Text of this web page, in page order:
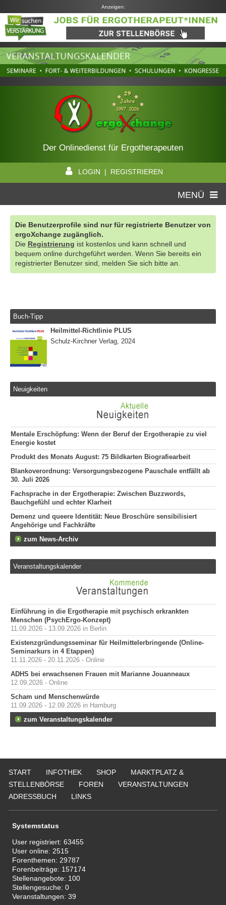
Anzeigen:
Der Onlinedienst für Ergotherapeuten
LOGIN | REGISTRIEREN
MENÜ
Die Benutzerprofile sind nur für registrierte Benutzer von
ergoXchange zugänglich.
Die Registrierung ist kostenlos und kann schnell und
bequem online durchgeführt werden. Wenn Sie bereits ein
registrierter Benutzer sind, melden Sie sich bitte an.
Buch-Tipp
Heilmittel-Richtlinie PLUS
Schulz-Kirchner Verlag, 2024
Neuigkeiten
Mentale Erschöpfung: Wenn der Beruf der Ergotherapie zu viel
Energie kostet
Produkt des Monats August: 75 Bildkarten Biografiearbeit
Blankoverordnung: Versorgungsbezogene Pauschale entfällt ab
30. Juli 2026
Fachsprache in der Ergotherapie: Zwischen Buzzwords,
Bauchgefühl und echter Klarheit
Demenz und queere Identität: Neue Broschüre sensibilisiert
Angehörige und Fachkräfte
zum News-Archiv
Veranstaltungskalender
Einführung in die Ergotherapie mit psychisch erkrankten
Menschen (PsychErgo-Konzept)
11.09.2026 - 13.09.2026 in Berlin
Existenzgründungsseminar für Heilmittelerbringende (Online-
Seminarkurs in 4 Etappen)
11.11.2026 - 20.11.2026 - Online
ADHS bei erwachsenen Frauen mit Marianne Jouanneaux
12.09.2026 - Online
Scham und Menschenwürde
11.09.2026 - 12.09.2026 in Hamburg
zum Veranstaltungskalender
START INFOTHEK SHOP
MARKTPLATZ &
STELLENBÖRSE
FOREN
VERANSTALTUNGEN
ADRESSBUCH
LINKS
Systemstatus
User registriert:63455
User online: 2515
Forenthemen: 29787
Forenbeiträge: 157174
Stellenangebote: 100
Stellengesuche:0
Veranstaltungen:39